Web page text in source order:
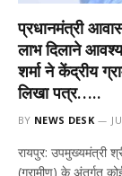
प्रधानमंत्री
लाभ दिलाने
शर्मा ने केंद्रीय
लिखा पत्र…..
BY NEWS DESK
रायपुर: उपमुख्यमंत्री
(ग्रामीण) के अंतर्गत